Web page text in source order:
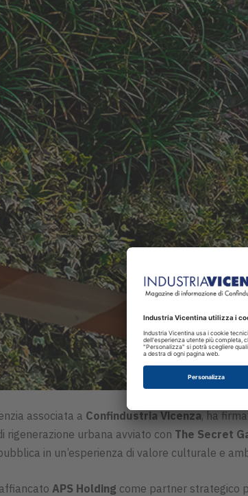
associata a Confindustria Vicenza, ha
rigenerazione urbana avviato con The Secret
in un’esperienza di valore culturale e
APS Holding come partner strategico